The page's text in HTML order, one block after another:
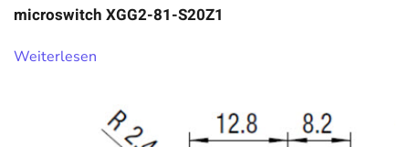
microswitch XGG2-81-S20Z1
Weiterlesen